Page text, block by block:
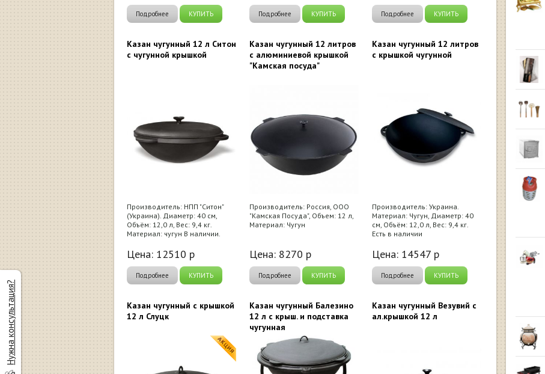
Подробнее КУПИТЬ Подробнее КУПИТЬ Подробнее КУПИТЬ
Казан чугунный 12 л Ситон
с чугунной крышкой
Производитель: НПП "Ситон"
(Украина). Диаметр: 40 см,
Объём: 12,0 л, Вес: 9,4 кг.
Материал: чугун В наличии.
Цена: 12510 р
Подробнее КУПИТЬ
Казан чугунный 12 литров
с алюминиевой крышкой
"Камская посуда"
Производитель: Россия, ООО
"Камская Посуда", Объем: 12 л,
Материал: Чугун
Цена: 8270 р
Подробнее КУПИТЬ
Казан чугунный 12 литров
с крышкой чугунной
Производитель: Украина.
Материал: Чугун, Диаметр: 40
см, Объём: 12,0 л, Вес: 9,4 кг.
Есть в наличии
Цена: 14547 р
Подробнее КУПИТЬ
Казан чугунный c крышкой
12 л Слуцк
Казан чугунный Балезино
12 л с крыш. и подставка
чугунная
Казан чугунный Везувий с
ал.крышкой 12 л
Нужна консультация?